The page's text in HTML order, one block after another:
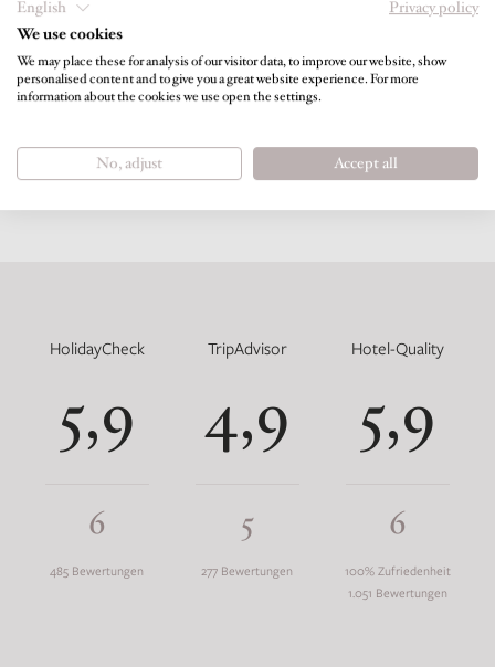
Meditation und Gelassenheit. Nehmen
Sie sich Zeit und bringen Sie mit uns
HolidayCheck
5,9
6
485 Bewertungen
TripAdvisor
4,9
5
277 Bewertungen
Hotel-Quality
5,9
6
100% Zufriedenheit
1.051 Bewertungen
English
Privacy policy
We use cookies
We may place these for analysis of our visitor data, to improve our website, show
personalised content and to give you a great website experience. For more
information about the cookies we use open the settings.
No, adjust Accept all